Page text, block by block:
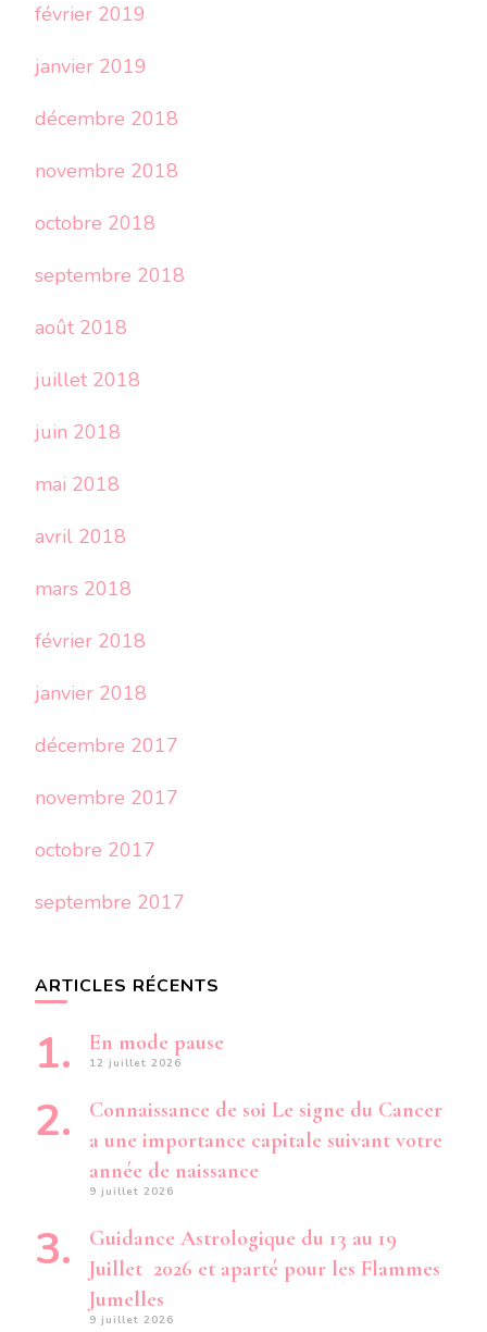
février 2019
janvier 2019
décembre 2018
novembre 2018
octobre 2018
septembre 2018
août 2018
juillet 2018
juin 2018
mai 2018
avril 2018
mars 2018
février 2018
janvier 2018
décembre 2017
novembre 2017
octobre 2017
septembre 2017
ARTICLES RÉCENTS
En mode pause
12 juillet 2026
Connaissance de soi Le signe du Cancer
a une importance capitale suivant votre
année de naissance
9 juillet 2026
Guidance Astrologique du 13 au 19
Juillet 2026 et aparté pour les Flammes
Jumelles
9 juillet 2026